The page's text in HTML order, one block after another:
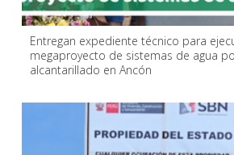
Entregan expediente técnico para
megaproyecto de sistemas de agua
alcantarillado en Ancón